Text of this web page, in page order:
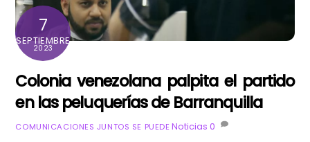
7
SEPTIEMBRE
2023
Colonia venezolana palpita el partido
en las peluquerías de Barranquilla
COMUNICACIONES JUNTOS SE PUEDE Noticias 0